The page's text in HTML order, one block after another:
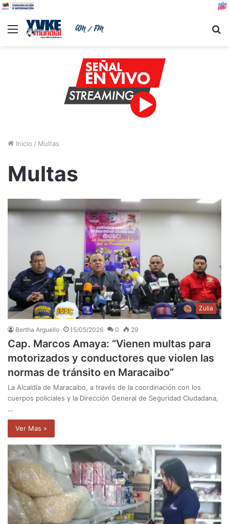
Menu
Inicio / Multas
Multas
Zulia
Bertha Arguello 15/05/2026 0 29
Cap. Marcos Amaya: “Vienen multas para
motorizados y conductores que violen las
normas de tránsito en Maracaibo”
La Alcaldía de Maracaibo, a través de la coordinación con los
cuerpos policiales y la Dirección General de Seguridad Ciudadana,
…
Ver Mas »